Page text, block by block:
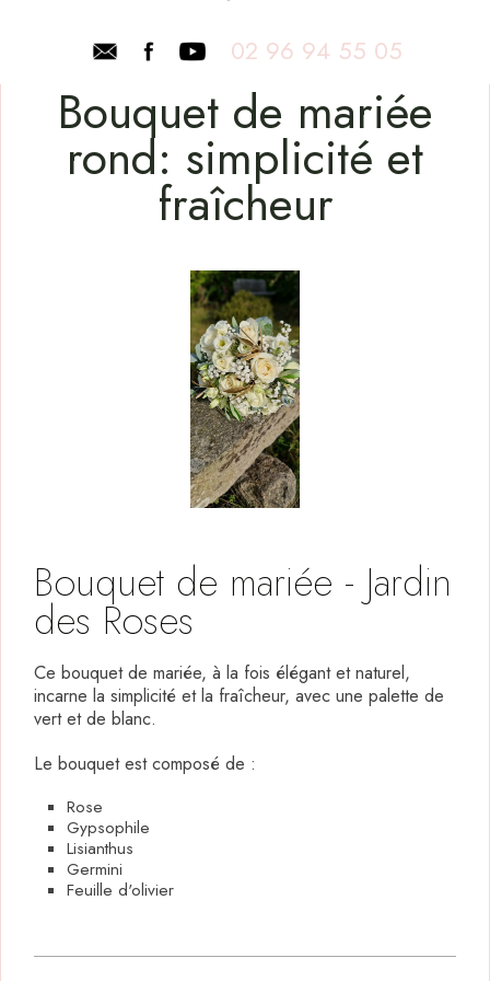
02 96 94 55 05
Bouquet de mariée
rond: simplicité et
fraîcheur
Bouquet de mariée - Jardin
des Roses
Ce bouquet de mariée, à la fois élégant et naturel,
incarne la simplicité et la fraîcheur, avec une palette de
vert et de blanc.
Le bouquet est composé de :
Rose
Gypsophile
Lisianthus
Germini
Feuille d'olivier